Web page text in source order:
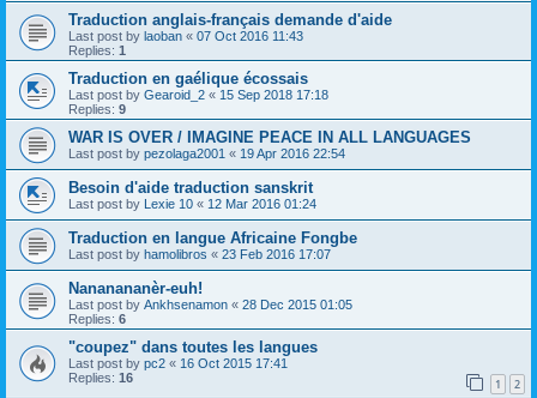
Traduction anglais-français demande d'aide
Last post by laoban « 07 Oct 2016 11:43
Replies: 1
Traduction en gaélique écossais
Last post by Gearoid_2 « 15 Sep 2018 17:18
Replies: 9
WAR IS OVER / IMAGINE PEACE IN ALL LANGUAGES
Last post by pezolaga2001 « 19 Apr 2016 22:54
Besoin d'aide traduction sanskrit
Last post by Lexie 10 « 12 Mar 2016 01:24
Traduction en langue Africaine Fongbe
Last post by hamolibros « 23 Feb 2016 17:07
Nananananèr-euh!
Last post by Ankhsenamon « 28 Dec 2015 01:05
Replies: 6
"coupez" dans toutes les langues
Last post by pc2 « 16 Oct 2015 17:41
Replies: 16 1 2